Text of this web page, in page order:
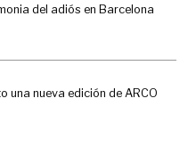
del adiós en Barcelona
una nueva edición de ARCO